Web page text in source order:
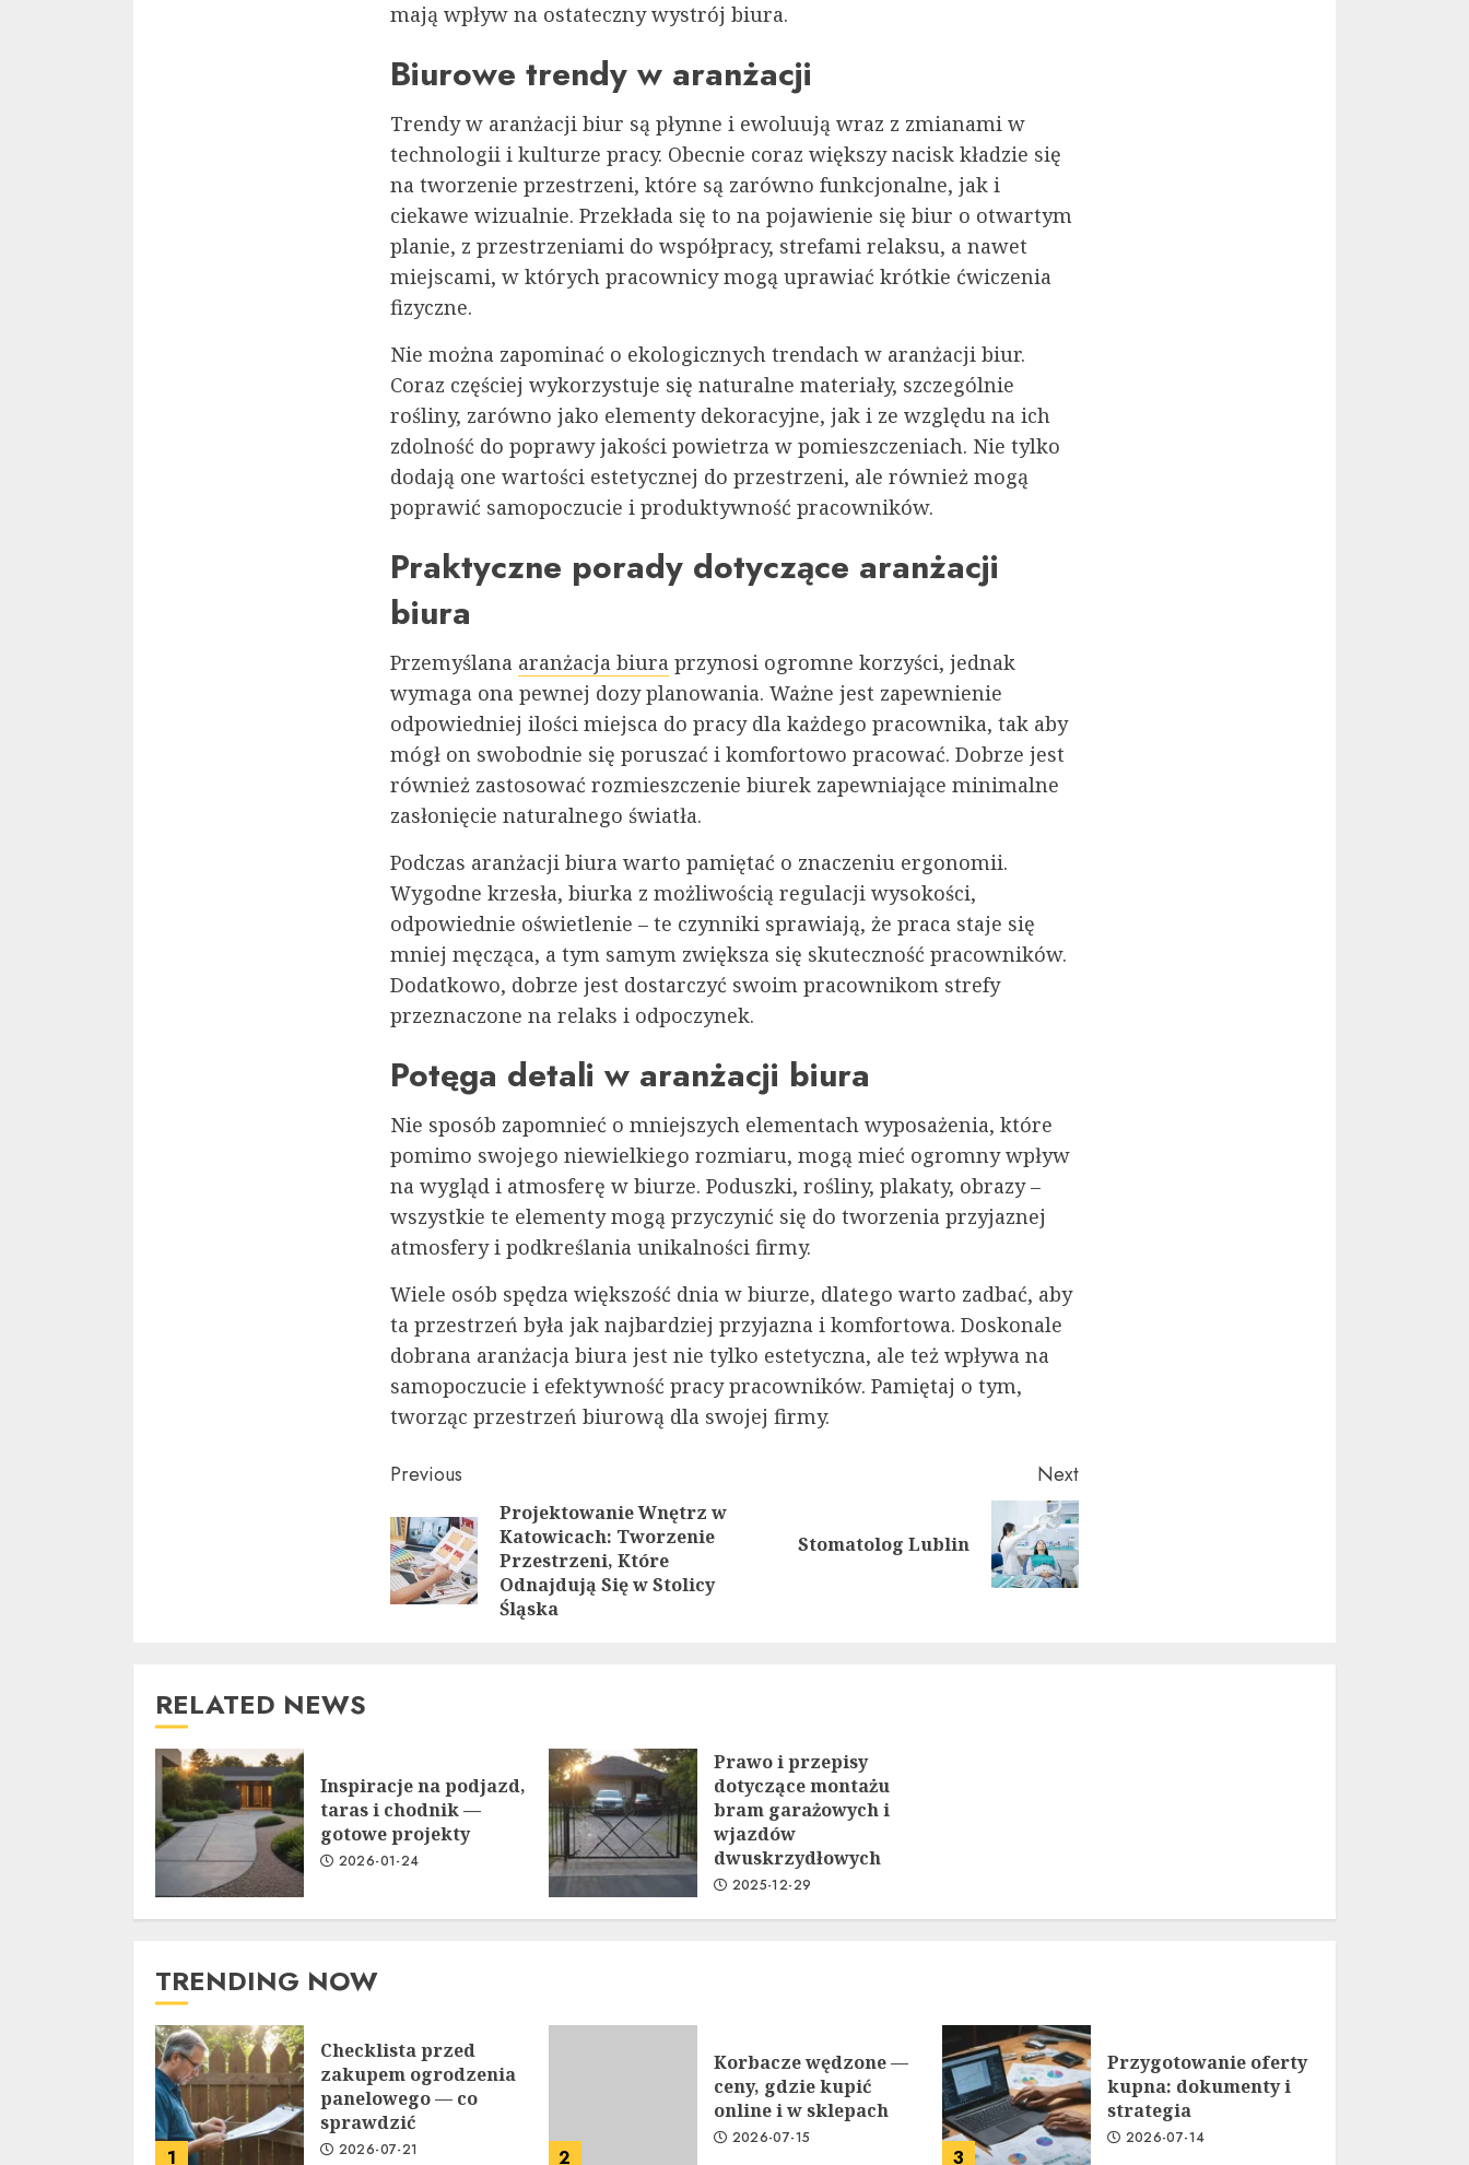
mają wpływ na ostateczny wystrój biura.
Biurowe trendy w aranżacji
Trendy w aranżacji biur są płynne i ewoluują wraz z zmianami w
technologii i kulturze pracy. Obecnie coraz większy nacisk kładzie się
na tworzenie przestrzeni, które są zarówno funkcjonalne, jak i
ciekawe wizualnie. Przekłada się to na pojawienie się biur o otwartym
planie, z przestrzeniami do współpracy, strefami relaksu, a nawet
miejscami, w których pracownicy mogą uprawiać krótkie ćwiczenia
fizyczne.
Nie można zapominać o ekologicznych trendach w aranżacji biur.
Coraz częściej wykorzystuje się naturalne materiały, szczególnie
rośliny, zarówno jako elementy dekoracyjne, jak i ze względu na ich
zdolność do poprawy jakości powietrza w pomieszczeniach. Nie tylko
dodają one wartości estetycznej do przestrzeni, ale również mogą
poprawić samopoczucie i produktywność pracowników.
Praktyczne porady dotyczące aranżacji
biura
Przemyślana aranżacja biura przynosi ogromne korzyści, jednak
wymaga ona pewnej dozy planowania. Ważne jest zapewnienie
odpowiedniej ilości miejsca do pracy dla każdego pracownika, tak aby
mógł on swobodnie się poruszać i komfortowo pracować. Dobrze jest
również zastosować rozmieszczenie biurek zapewniające minimalne
zasłonięcie naturalnego światła.
Podczas aranżacji biura warto pamiętać o znaczeniu ergonomii.
Wygodne krzesła, biurka z możliwością regulacji wysokości,
odpowiednie oświetlenie – te czynniki sprawiają, że praca staje się
mniej męcząca, a tym samym zwiększa się skuteczność pracowników.
Dodatkowo, dobrze jest dostarczyć swoim pracownikom strefy
przeznaczone na relaks i odpoczynek.
Potęga detali w aranżacji biura
Nie sposób zapomnieć o mniejszych elementach wyposażenia, które
pomimo swojego niewielkiego rozmiaru, mogą mieć ogromny wpływ
na wygląd i atmosferę w biurze. Poduszki, rośliny, plakaty, obrazy –
wszystkie te elementy mogą przyczynić się do tworzenia przyjaznej
atmosfery i podkreślania unikalności firmy.
Wiele osób spędza większość dnia w biurze, dlatego warto zadbać, aby
ta przestrzeń była jak najbardziej przyjazna i komfortowa. Doskonale
dobrana aranżacja biura jest nie tylko estetyczna, ale też wpływa na
samopoczucie i efektywność pracy pracowników. Pamiętaj o tym,
tworząc przestrzeń biurową dla swojej firmy.
Continue
Reading
Previous
Previous
Projektowanie Wnętrz w
Katowicach: Tworzenie
Przestrzeni, Które
Odnajdują Się w Stolicy
Śląska
Next
Stomatolog Lublin
RELATED NEWS
Inspiracje na podjazd,
taras i chodnik —
gotowe projekty
2026-01-24
Prawo i przepisy
dotyczące montażu
bram garażowych i
wjazdów
dwuskrzydłowych
2025-12-29
TRENDING NOW
1
Checklista przed
zakupem ogrodzenia
panelowego — co
sprawdzić
2026-07-21 2
Korbacze wędzone —
ceny, gdzie kupić
online i w sklepach
2026-07-15
3
Przygotowanie oferty
kupna: dokumenty i
strategia
2026-07-14